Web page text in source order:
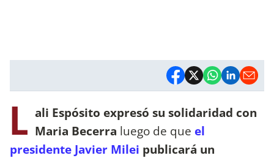
L ali Espósito expresó su solidaridad con
Maria Becerra luego de que el
presidente Javier Milei publicará un